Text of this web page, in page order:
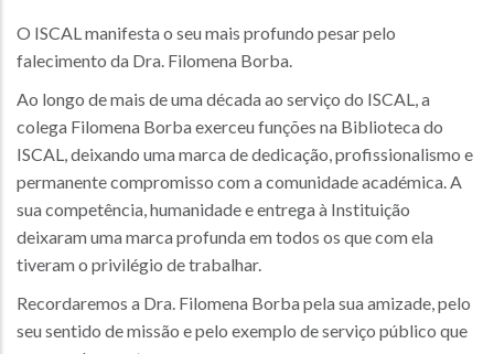
O ISCAL manifesta o seu mais profundo pesar pelo
falecimento da Dra. Filomena Borba.
Ao longo de mais de uma década ao serviço do ISCAL, a
colega Filomena Borba exerceu funções na Biblioteca do
ISCAL, deixando uma marca de dedicação, profissionalismo e
permanente compromisso com a comunidade académica. A
sua competência, humanidade e entrega à Instituição
deixaram uma marca profunda em todos os que com ela
tiveram o privilégio de trabalhar.
Recordaremos a Dra. Filomena Borba pela sua amizade, pelo
seu sentido de missão e pelo exemplo de serviço público que